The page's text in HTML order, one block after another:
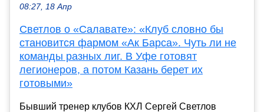
08:27, 18 Апр
Светлов о «Салавате»: «Клуб словно бы
становится фармом «Ак Барса». Чуть ли не
команды разных лиг. В Уфе готовят
легионеров, а потом Казань берет их
готовыми»
Бывший тренер клубов КХЛ Сергей Светлов